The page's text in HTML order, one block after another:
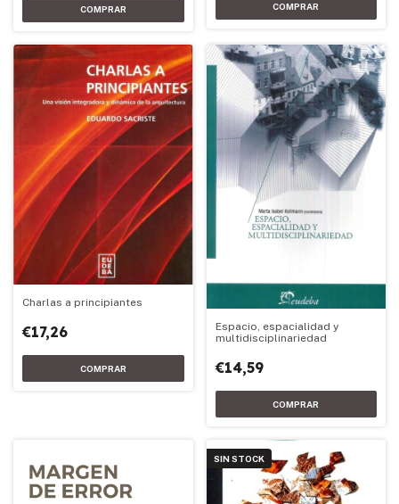
Charlas a principiantes
€17,26
Espacio, espacialidad y
multidisciplinariedad
€14,59
SIN STOCK